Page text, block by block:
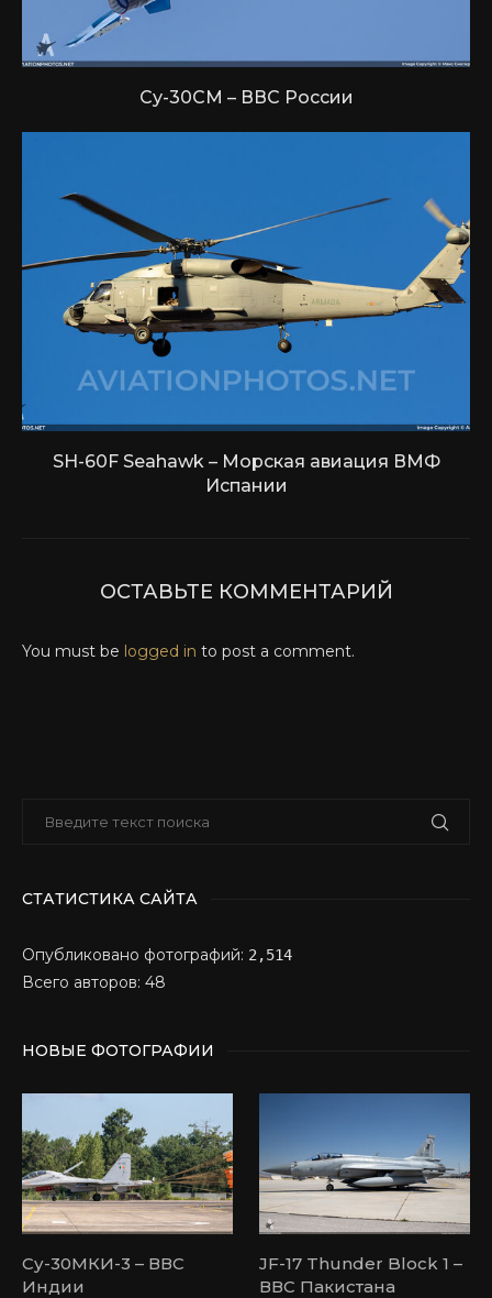
Су-30СМ – ВВС России
SH-60F Seahawk – Морская авиация ВМФ
Испании
ОСТАВЬТЕ КОММЕНТАРИЙ
You must be logged in to post a comment.
СТАТИСТИКА САЙТА
Опубликовано фотографий: 2,514
Всего авторов: 48
НОВЫЕ ФОТОГРАФИИ
Су-30МКИ-3 – ВВС
Индии
JF-17 Thunder Block 1 –
ВВС Пакистана